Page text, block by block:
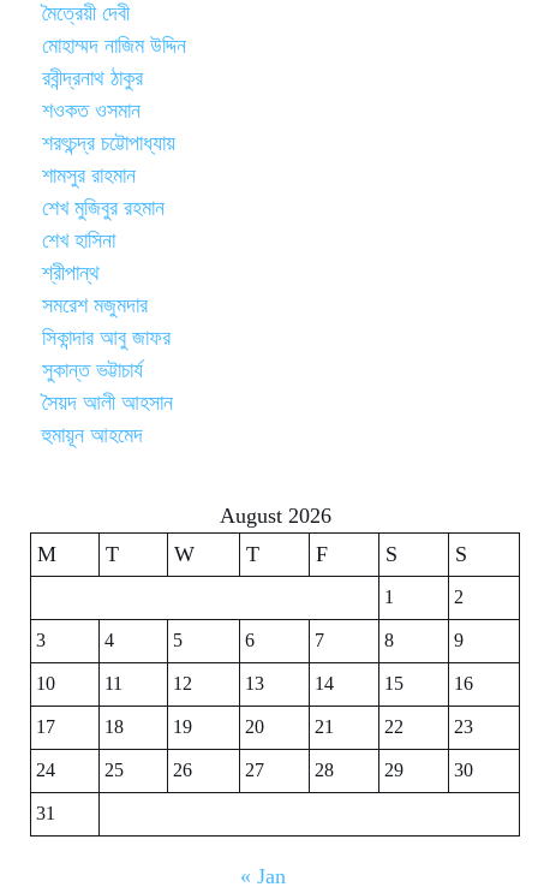
মৈত্রেয়ী দেবী
মোহাম্মদ নাজিম উদ্দিন
রবীন্দ্রনাথ ঠাকুর
শওকত ওসমান
শরৎচন্দ্র চট্টোপাধ্যায়
শামসুর রাহমান
শেখ মুজিবুর রহমান
শেখ হাসিনা
শ্রীপান্থ
সমরেশ মজুমদার
সিকান্দার আবু জাফর
সুকান্ত ভট্টাচার্য
সৈয়দ আলী আহসান
হুমায়ূন আহমেদ
August 2026
M
T W T F S S
1
2
3
4 5 6 7 8
9
10
11 12 13 14 15
16
17
18 19 20 21 22
23
24
25 26 27 28 29
30
31
« Jan